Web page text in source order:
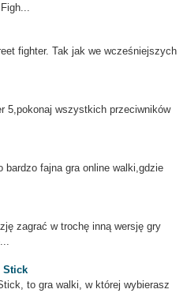
fighter. Tak jak we wcześniejszych
5,pokonaj wszystkich przeciwników
bardzo fajna gra online walki,gdzie
zagrać w trochę inną wersję gry
Stick
to gra walki, w której wybierasz